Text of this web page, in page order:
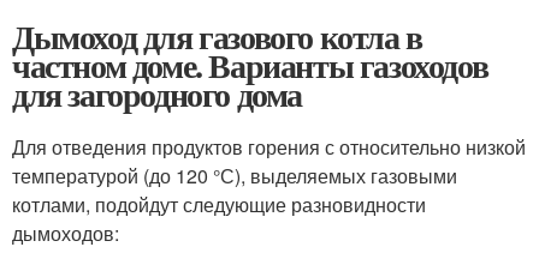
Дымоход для газового котла в
частном доме. Варианты газоходов
для загородного дома
Для отведения продуктов горения с относительно низкой
температурой (до 120 °С), выделяемых газовыми
котлами, подойдут следующие разновидности
дымоходов: